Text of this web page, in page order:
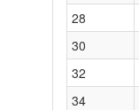
28
30
32
34